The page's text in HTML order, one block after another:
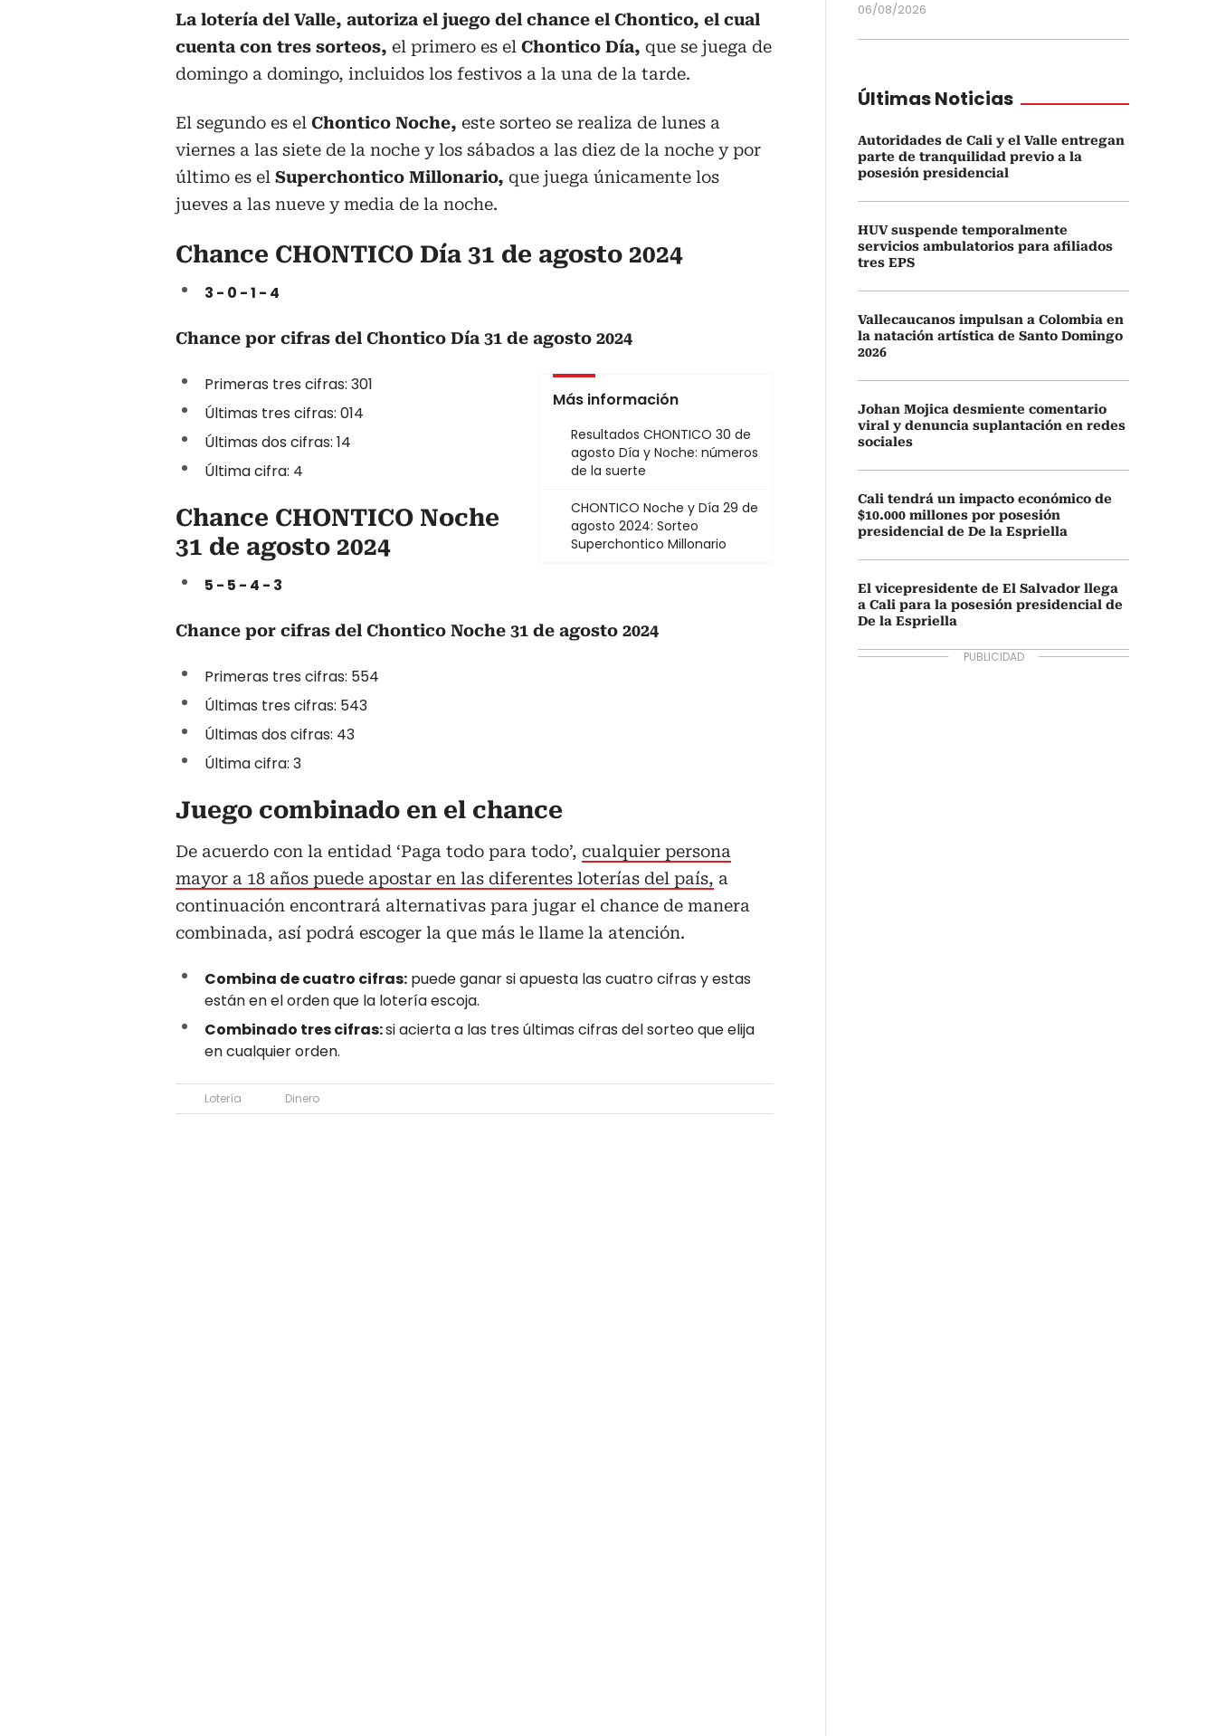
La lotería del Valle, autoriza el juego del chance el Chontico, el cual
cuenta con tres sorteos, el primero es el Chontico Día, que se juega de
domingo a domingo, incluidos los festivos a la una de la tarde.
El segundo es el Chontico Noche, este sorteo se realiza de lunes a
viernes a las siete de la noche y los sábados a las diez de la noche y por
último es el Superchontico Millonario, que juega únicamente los
jueves a las nueve y media de la noche.
Chance CHONTICO Día 31 de agosto 2024
3 - 0 - 1 - 4
Chance por cifras del Chontico Día 31 de agosto 2024
Más información
Resultados CHONTICO 30 de
agosto Día y Noche: números
de la suerte
CHONTICO Noche y Día 29 de
agosto 2024: Sorteo
Superchontico Millonario
Primeras tres cifras: 301
Últimas tres cifras: 014
Últimas dos cifras: 14
Última cifra: 4
Chance CHONTICO Noche
31 de agosto 2024
5 - 5 - 4 - 3
Chance por cifras del Chontico Noche 31 de agosto 2024
Primeras tres cifras: 554
Últimas tres cifras: 543
Últimas dos cifras: 43
Última cifra: 3
Juego combinado en el chance
De acuerdo con la entidad ‘Paga todo para todo’, cualquier persona
mayor a 18 años puede apostar en las diferentes loterías del país, a
continuación encontrará alternativas para jugar el chance de manera
combinada, así podrá escoger la que más le llame la atención.
Combina de cuatro cifras: puede ganar si apuesta las cuatro cifras y estas
están en el orden que la lotería escoja.
Combinado tres cifras:si acierta a las tres últimas cifras del sorteo que elija
en cualquier orden.
Lotería Dinero
06/08/2026
Últimas Noticias
Autoridades de Cali y el Valle entregan
parte de tranquilidad previo a la
posesión presidencial
HUV suspende temporalmente
servicios ambulatorios para afiliados
tres EPS
Vallecaucanos impulsan a Colombia en
la natación artística de Santo Domingo
2026
Johan Mojica desmiente comentario
viral y denuncia suplantación en redes
sociales
Cali tendrá un impacto económico de
$10.000 millones por posesión
presidencial de De la Espriella
El vicepresidente de El Salvador llega
a Cali para la posesión presidencial de
De la Espriella